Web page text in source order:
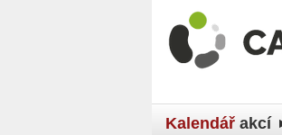
Kalendář akcí